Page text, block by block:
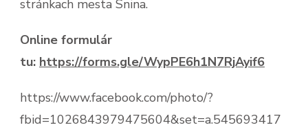
stránkach mesta Snina.
Online formulár
tu: https://forms.gle/WypPE6h1N7RjAyif6
https://www.facebook.com/photo/?
fbid=1026843979475604&set=a.545693417